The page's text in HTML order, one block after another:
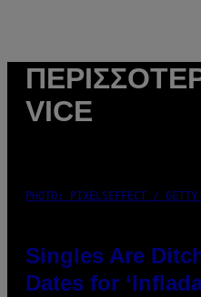
VICE
PHOTO: PIXELSEFFECT / GETTY
Singles Are
Dates for